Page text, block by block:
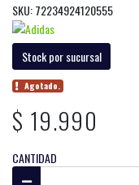
SKU: 72234924120555
Stock por sucursal
Agotado.
$ 19.990
CANTIDAD